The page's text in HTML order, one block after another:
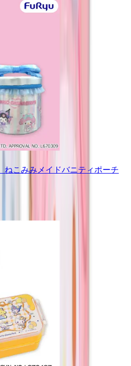
こみみメイドバニティポーチ